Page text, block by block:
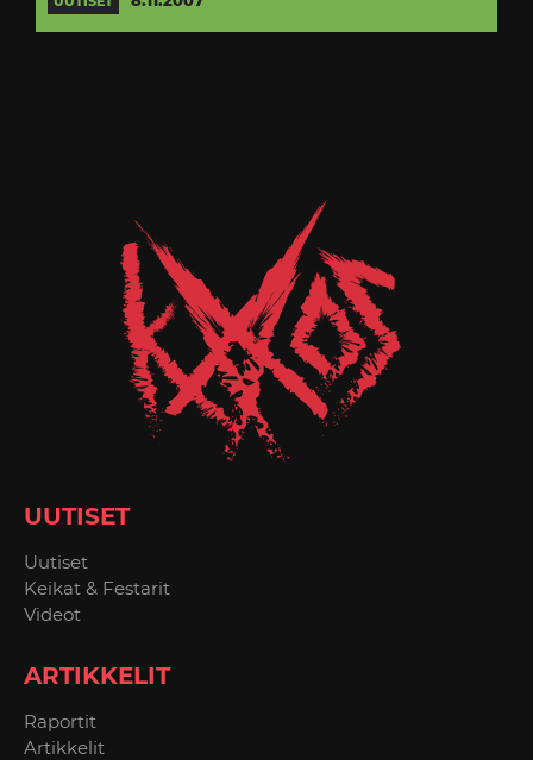
UUTISET
Uutiset
Keikat & Festarit
Videot
ARTIKKELIT
Raportit
Artikkelit